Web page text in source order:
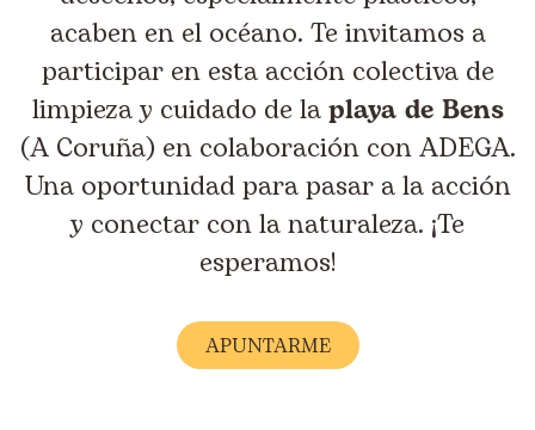
acaben en el océano. Te invitamos a
participar en esta acción colectiva de
limpieza y cuidado de laplaya de Bens
(A Coruña) en colaboración con ADEGA.
Una oportunidad para pasar a la acción
y conectar con la naturaleza. ¡Te
esperamos!
APUNTARME